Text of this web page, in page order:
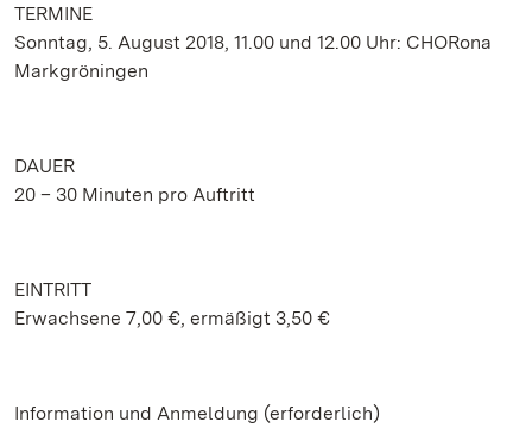
TERMINE
Sonntag, 5. August 2018, 11.00 und 12.00 Uhr: CHORona
Markgröningen
DAUER
20 – 30 Minuten pro Auftritt
EINTRITT
Erwachsene 7,00 €, ermäßigt 3,50 €
Information und Anmeldung (erforderlich)